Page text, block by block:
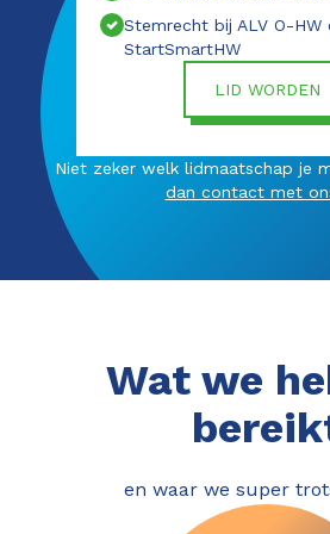
Stemrecht bij ALV O-HW
StartSmartHW
LID WORDEN
Niet zeker welk lidmaatschap je
dan contact met
Wat we
en waar we super